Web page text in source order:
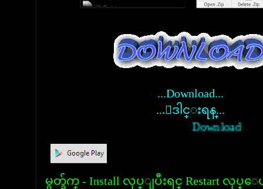
...Download...
...ေဒါင္းရန္...
Download
မွတ္ခ်က္ - Install လုပ္ျပီးရင္ Restart လုပ္ေပ